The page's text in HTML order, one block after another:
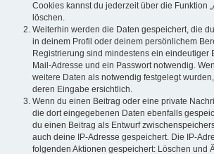
Cookies kannst du jederzeit über die Funktion
löschen.
Weiterhin werden die Daten gespeichert, die
in deinem Profil oder deinem persönlichem
Registrierung sind mindestens ein eindeutiger
Mail-Adresse und ein Passwort notwendig.
weitere Daten als notwendig festgelegt
deren Eingabe ersichtlich.
Wenn du einen Beitrag oder eine private
die dort eingegebenen Daten ebenfalls
du einen Beitrag als Entwurf
auch deine IP-Adresse gespeichert. Die IP-
folgenden Aktionen gespeichert: Löschen und